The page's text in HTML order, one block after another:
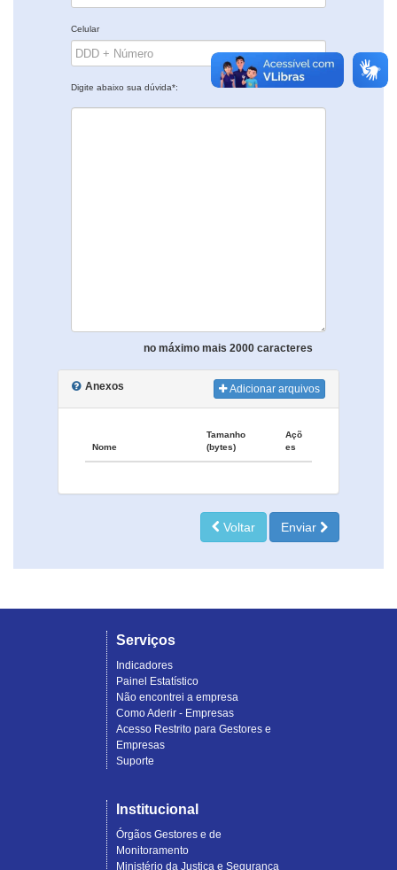
Celular
Digite abaixo sua dúvida*:
no máximo mais 2000 caracteres
Anexos Adicionar arquivos
Nome
Tamanho
(bytes)
Açõ
es
Voltar Enviar
Serviços
Indicadores
Painel Estatístico
Não encontrei a empresa
Como Aderir - Empresas
Acesso Restrito para Gestores e
Empresas
Suporte
Institucional
Órgãos Gestores e de
Monitoramento
Ministério da Justiça e Segurança